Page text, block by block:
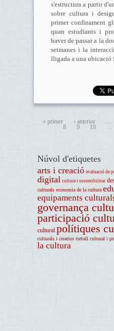
s'estructura a partir
sobre cultura i
primer confinament
quan estudiants i
haver de passar a la
setmanes i la
lligada a una ubicació
« primer ‹ anterior …
8
9 10 …
Núvol d'etiquetes
arts i creació avaluació de
digital cultura i sostenibilitat
culturals economia de la cultura
equipaments
governança
participació
cultural polítiques
culturals i creatius treball cultural i
la cultura